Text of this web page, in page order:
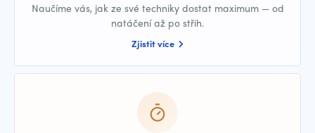
Naučíme vás, jak ze své techniky dostat maximum — od
natáčení až po střih.
Zjistit více